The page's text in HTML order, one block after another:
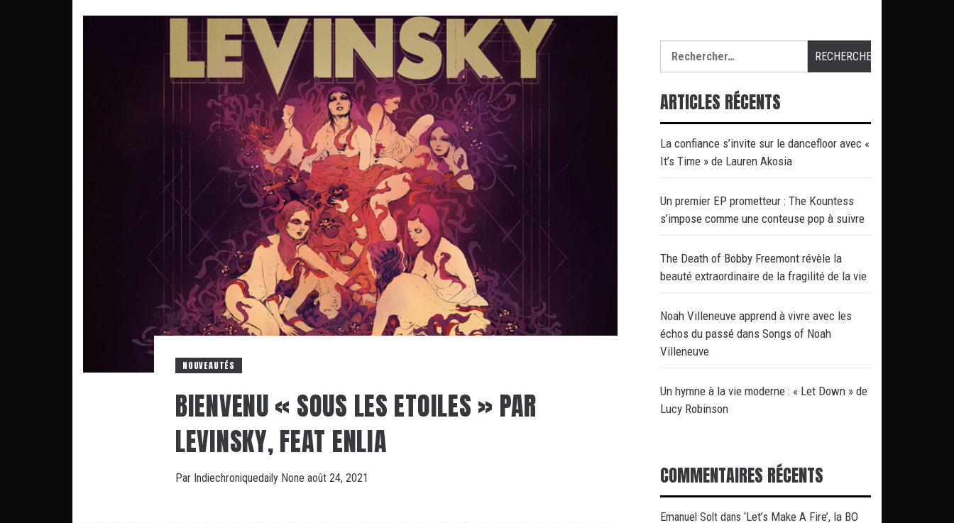
NOUVEAUTÉS
BIENVENU « SOUS LES ETOILES » PAR
LEVINSKY, FEAT ENLIA
Par Indiechroniquedaily None août 24, 2021
ARTICLES RÉCENTS
La confiance s’invite sur le dancefloor avec «
It’s Time » de Lauren Akosia
Un premier EP prometteur : The Kountess
s’impose comme une conteuse pop à suivre
The Death of Bobby Freemont révèle la
beauté extraordinaire de la fragilité de la vie
Noah Villeneuve apprend à vivre avec les
échos du passé dans Songs of Noah
Villeneuve
Un hymne à la vie moderne : « Let Down » de
Lucy Robinson
COMMENTAIRES RÉCENTS
Emanuel Solt dans ‘Let’s Make A Fire’, la BO